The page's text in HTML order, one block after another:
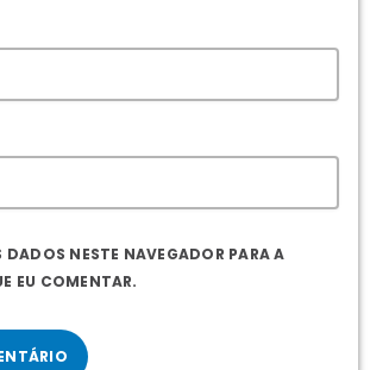
DADOS NESTE NAVEGADOR PARA A
EU COMENTAR.